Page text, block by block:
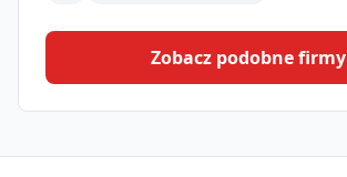
Zobacz podobne firmy